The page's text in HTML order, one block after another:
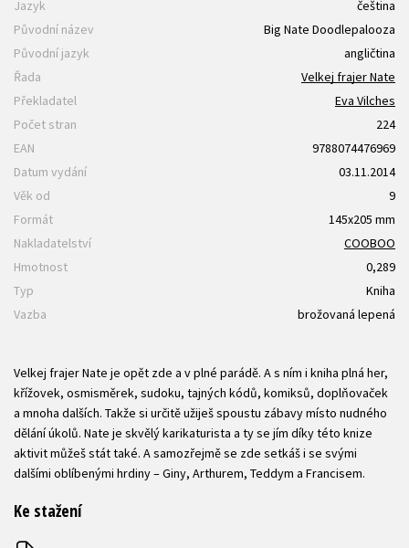
Jazyk
čeština
Původní název
Big Nate Doodlepalooza
Původní jazyk
angličtina
Řada
Velkej frajer Nate
Překladatel
Eva Vilches
Počet stran
224
EAN
9788074476969
Datum vydání
03.11.2014
Věk od
9
Formát
145x205 mm
Nakladatelství
COOBOO
Hmotnost
0,289
Typ
Kniha
Vazba
brožovaná lepená
Velkej frajer Nate je opět zde a v plné parádě. A s ním i kniha plná her,
křížovek, osmisměrek, sudoku, tajných kódů, komiksů, doplňovaček
a mnoha dalších. Takže si určitě užiješ spoustu zábavy místo nudného
dělání úkolů. Nate je skvělý karikaturista a ty se jím díky této knize
aktivit můžeš stát také. A samozřejmě se zde setkáš i se svými
dalšími oblíbenými hrdiny – Giny, Arthurem, Teddym a Francisem.
Ke stažení